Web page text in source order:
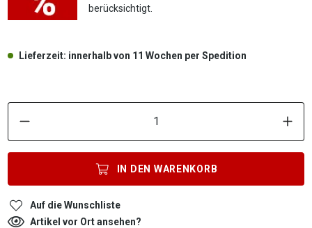
berücksichtigt.
Lieferzeit: innerhalb von 11 Wochen per Spedition
IN DEN WARENKORB
Auf die Wunschliste
Artikel vor Ort ansehen?